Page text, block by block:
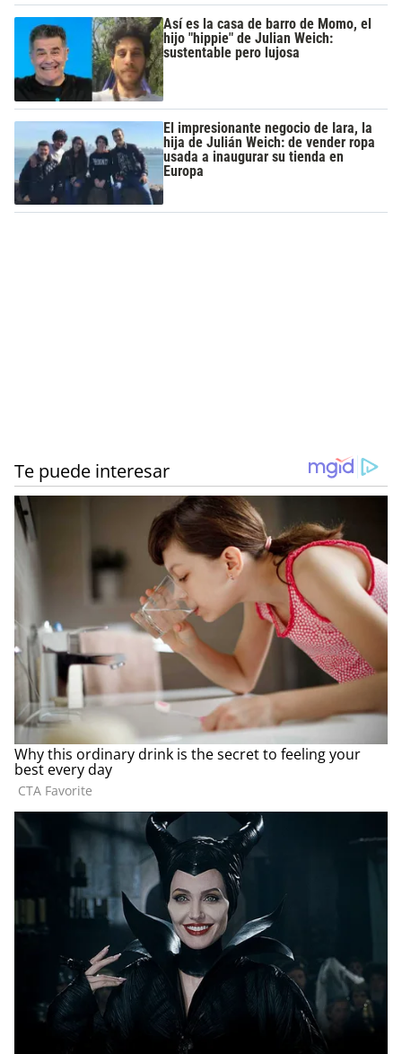
Así es la casa de barro de Momo, el
hijo "hippie" de Julian Weich:
sustentable pero lujosa
El impresionante negocio de Iara, la
hija de Julián Weich: de vender ropa
usada a inaugurar su tienda en
Europa